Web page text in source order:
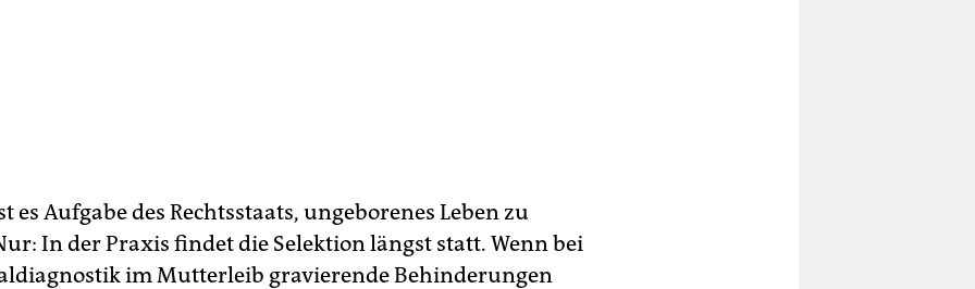
es Aufgabe des Rechtsstaats, ungeborenes Leben zu
In der Praxis findet die Selektion längst statt. Wenn bei
im Mutterleib gravierende Behinderungen